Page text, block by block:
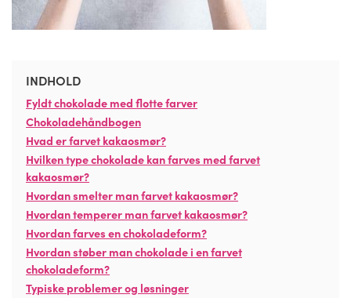
INDHOLD
Fyldt chokolade med flotte farver
Chokoladehåndbogen
Hvad er farvet kakaosmør?
Hvilken type chokolade kan farves med farvet
kakaosmør?
Hvordan smelter man farvet kakaosmør?
Hvordan temperer man farvet kakaosmør?
Hvordan farves en chokoladeform?
Hvordan støber man chokolade i en farvet
chokoladeform?
Typiske problemer og løsninger